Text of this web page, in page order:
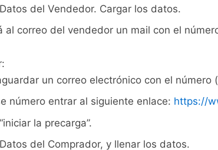
del Vendedor. Cargar los datos.
al correo del vendedor un mail con el
un correo electrónico con el número
número entrar al siguiente enlace: https://
la precarga”.
del Comprador, y llenar los datos.